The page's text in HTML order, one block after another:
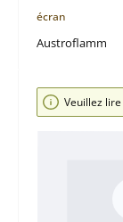
écran
Austroflamm
Ignorer la galerie
Veuillez